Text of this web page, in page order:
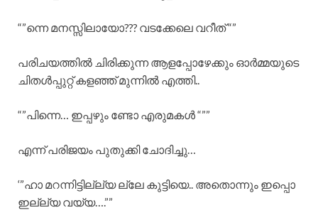
“”ന്നെ മനസ്സിലായോ??? വടക്കേലെ വറീത് “”
പരിചയത്തിൽ ചിരിക്കുന്ന ആളപ്പോഴേക്കും ഓർമ്മയുടെ
ചിതൾപ്പുറ്റ് കളഞ്ഞ് മുന്നിൽ എത്തി..
“”പിന്നെ… ഇപ്പഴും ണ്ടോ എരുമകൾ “””
എന്ന് പരിജയം പുതുക്കി ചോദിച്ചു…
‘”ഹാ മറന്നിട്ടില്ല്യ ല്ലേ കുട്ടിയെ.. അതൊന്നും ഇപ്പൊ
ഇല്ല്യ വയ്യ….””